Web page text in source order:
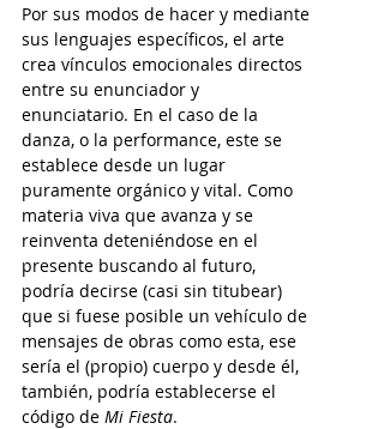
Por sus modos de hacer y mediante
sus lenguajes específicos, el arte
crea vínculos emocionales directos
entre su enunciador y
enunciatario. En el caso de la
danza, o la performance, este se
establece desde un lugar
puramente orgánico y vital. Como
materia viva que avanza y se
reinventa deteniéndose en el
presente buscando al futuro,
podría decirse (casi sin titubear)
que si fuese posible un vehículo de
mensajes de obras como esta, ese
sería el (propio) cuerpo y desde él,
también, podría establecerse el
código de Mi Fiesta.